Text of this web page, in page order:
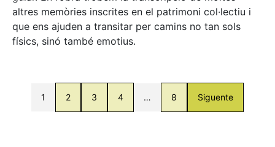
altres memòries inscrites en el patrimoni col·lectiu i
que ens ajuden a transitar per camins no tan sols
físics, sinó també emotius.
1 2 3 4 … 8 Siguente